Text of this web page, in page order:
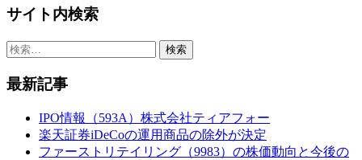
サイト内検索
検
最新記事
IPO情報（593A）株式会社ティアフォー
楽天証券iDeCoの運用商品の除外が決定
ファーストリテイリング（9983）の株価動向と今後の